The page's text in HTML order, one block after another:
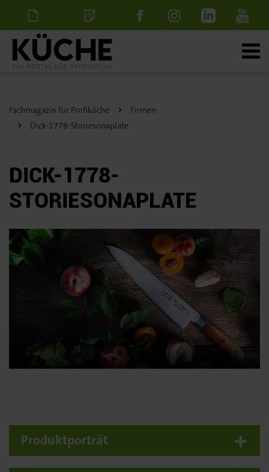
NewsletterStellenanzeige
Fachmagazin für Profiköche
Firmen
Dick-1778-Storiesonaplate
DICK-1778-
STORIESONAPLATE
Produktporträt